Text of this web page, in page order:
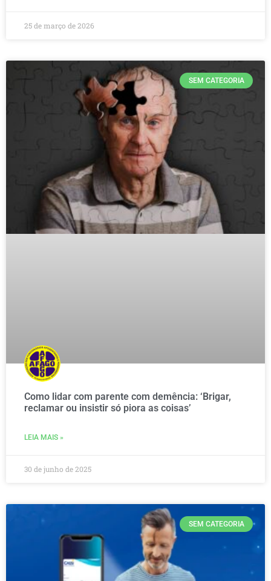
25 de março de 2026
SEM CATEGORIA
Como lidar com parente com demência: ‘Brigar,
reclamar ou insistir só piora as coisas’
LEIA MAIS »
30 de junho de 2025
SEM CATEGORIA